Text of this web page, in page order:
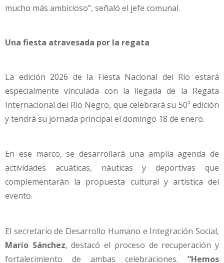
mucho más ambicioso”, señaló el jefe comunal.
Una fiesta atravesada por la regata
La edición 2026 de la Fiesta Nacional del Río estará
especialmente vinculada con la llegada de la Regata
Internacional del Río Negro, que celebrará su 50ª edición
y tendrá su jornada principal el domingo 18 de enero.
En ese marco, se desarrollará una amplia agenda de
actividades acuáticas, náuticas y deportivas que
complementarán la propuesta cultural y artística del
evento.
El secretario de Desarrollo Humano e Integración Social,
Mario Sánchez, destacó el proceso de recuperación y
fortalecimiento de ambas celebraciones. “Hemos